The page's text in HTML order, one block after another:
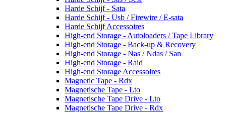
Harde Schijf - Sata
Harde Schijf - Usb / Firewire / E-sata
Harde Schijf Accessoires
High-end Storage - Autoloaders / Tape Library
High-end Storage - Back-up & Recovery
High-end Storage - Nas / Ndas / San
High-end Storage - Raid
High-end Storage Accessoires
Magnetic Tape - Rdx
Magnetische Tape - Lto
Magnetische Tape Drive - Lto
Magnetische Tape Drive - Rdx